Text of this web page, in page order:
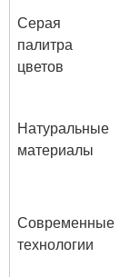
Серая
палитра
цветов
Натуральные
материалы
Современные
технологии